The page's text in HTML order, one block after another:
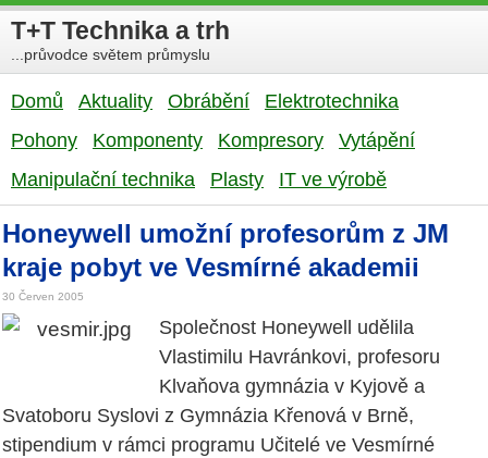
T+T Technika a trh
...průvodce světem průmyslu
Domů Aktuality Obrábění
Elektrotechnika
Pohony
Komponenty Kompresory
Vytápění
Manipulační technika
Plasty IT ve výrobě
Honeywell umožní profesorům z JM
kraje pobyt ve Vesmírné akademii
30 Červen 2005
Společnost Honeywell udělila
Vlastimilu Havránkovi, profesoru
Klvaňova gymnázia v Kyjově a
Svatoboru Syslovi z Gymnázia Křenová v Brně,
stipendium v rámci programu Učitelé ve Vesmírné